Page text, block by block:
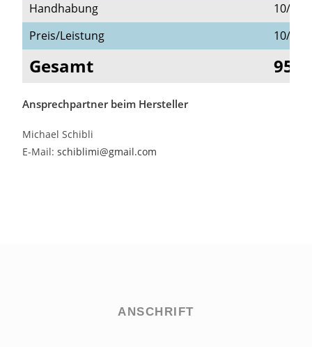
Handhabung
10/10
Preis/Leistung
10/10
Gesamt 95/
Ansprechpartner beim Hersteller
Michael Schibli
E-Mail:schiblimi@gmail.com
ANSCHRIFT